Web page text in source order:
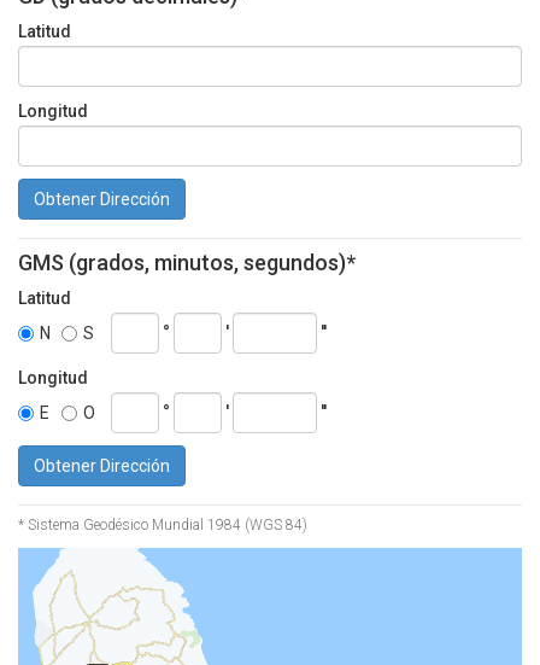
Latitud
Longitud
Obtener Dirección
GMS (grados, minutos, segundos)*
Latitud
N
S ° ' ''
Longitud
E
O ° ' ''
Obtener Dirección
* Sistema Geodésico Mundial 1984 (WGS 84)